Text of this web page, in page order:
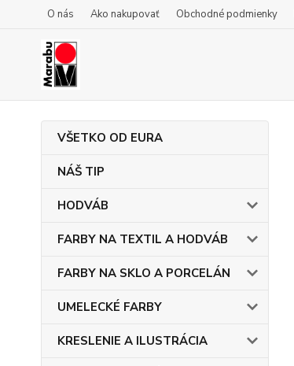
O nás Ako nakupovať Obchodné podmienky
VŠETKO OD EURA
NÁŠ TIP
HODVÁB
FARBY NA TEXTIL A HODVÁB
FARBY NA SKLO A PORCELÁN
UMELECKÉ FARBY
KRESLENIE A ILUSTRÁCIA